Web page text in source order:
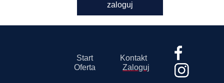
zaloguj
Start
Kontakt
Oferta
Zaloguj